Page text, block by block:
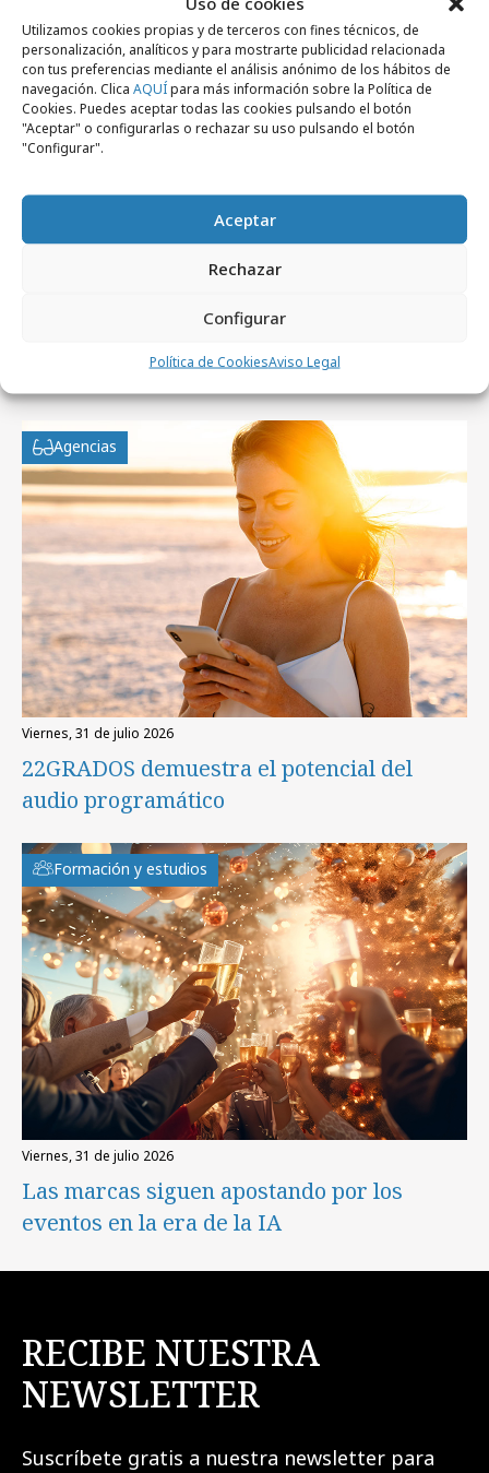
Utilizamos cookies propias y de terceros con fines técnicos, de
personalización, analíticos y para mostrarte publicidad relacionada
con tus preferencias mediante el análisis anónimo de los hábitos de
navegación. Clica AQUÍpara más información sobre la Política de
Cookies. Puedes aceptar todas las cookies pulsando el botón
"Aceptar" o configurarlas o rechazar su uso pulsando el botón
"Configurar".
Aceptar
Rechazar
Configurar
Política de CookiesAviso Legal
WPP Media incorpora a Juan Antonio Ortiz
Agencias
viernes, 31 de julio 2026
22GRADOS demuestra el potencial del
audio programático
Formación y estudios
viernes, 31 de julio 2026
Las marcas siguen apostando por los
eventos en la era de la IA
RECIBE NUESTRA
NEWSLETTER
Suscríbete gratis a nuestra newsletter para